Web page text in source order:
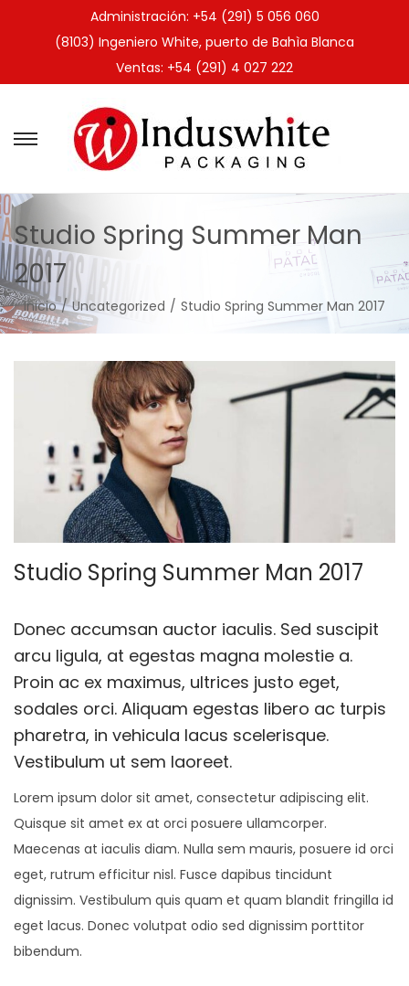
Administración: +54 (291) 5 056 060
(8103) Ingeniero White, puerto de Bahìa Blanca
Ventas: +54 (291) 4 027 222
Studio Spring Summer Man
2017
Inicio / Uncategorized / Studio Spring Summer Man 2017
Studio Spring Summer Man 2017
Donec accumsan auctor iaculis. Sed suscipit
arcu ligula, at egestas magna molestie a.
Proin ac ex maximus, ultrices justo eget,
sodales orci. Aliquam egestas libero ac turpis
pharetra, in vehicula lacus scelerisque.
Vestibulum ut sem laoreet.
Lorem ipsum dolor sit amet, consectetur adipiscing elit.
Quisque sit amet ex at orci posuere ullamcorper.
Maecenas at iaculis diam. Nulla sem mauris, posuere id orci
eget, rutrum efficitur nisl. Fusce dapibus tincidunt
dignissim. Vestibulum quis quam et quam blandit fringilla id
eget lacus. Donec volutpat odio sed dignissim porttitor
bibendum.